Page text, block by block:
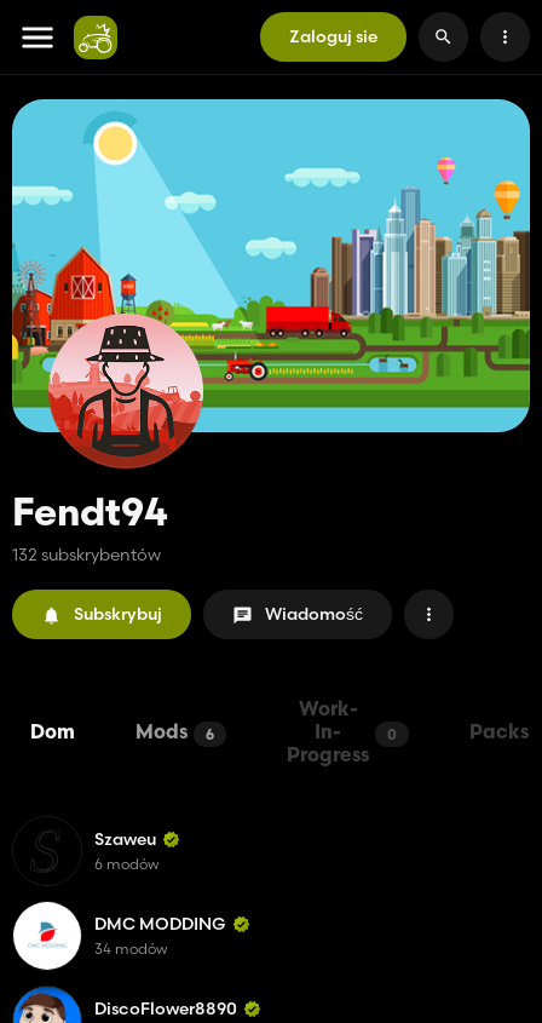
Zaloguj sie
Fendt94
132 subskrybentów
Subskrybuj Wiadomość
Dom Mods 6
Work-
In-
Progress
0 Packs
Szaweu
6 modów
DMC MODDING
34 modów
DiscoFlower8890